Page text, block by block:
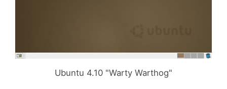
Ubuntu 4.10 "Warty Warthog"